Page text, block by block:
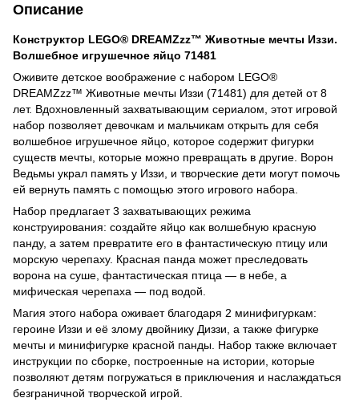
Описание
Конструктор LEGO® DREAMZzz™ Животные мечты Иззи.
Волшебное игрушечное яйцо 71481
Оживите детское воображение с набором LEGO®
DREAMZzz™ Животные мечты Иззи (71481) для детей от 8
лет. Вдохновленный захватывающим сериалом, этот игровой
набор позволяет девочкам и мальчикам открыть для себя
волшебное игрушечное яйцо, которое содержит фигурки
существ мечты, которые можно превращать в другие. Ворон
Ведьмы украл память у Иззи, и творческие дети могут помочь
ей вернуть память с помощью этого игрового набора.
Набор предлагает 3 захватывающих режима
конструирования: создайте яйцо как волшебную красную
панду, а затем превратите его в фантастическую птицу или
морскую черепаху. Красная панда может преследовать
ворона на суше, фантастическая птица — в небе, а
мифическая черепаха — под водой.
Магия этого набора оживает благодаря 2 минифигуркам:
героине Иззи и её злому двойнику Диззи, а также фигурке
мечты и минифигурке красной панды. Набор также включает
инструкции по сборке, построенные на истории, которые
позволяют детям погружаться в приключения и наслаждаться
безграничной творческой игрой.